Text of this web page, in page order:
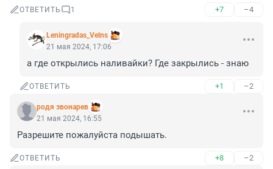
ОТВЕТИТЬ 1 +7 –4
Leningradas_Velns
21 мая 2024, 17:06
а где открылись наливайки? Где закрылись - знаю
ОТВЕТИТЬ +1 –2
родя звонарев
21 мая 2024, 16:55
Разрешите пожалуйста подышать.
ОТВЕТИТЬ +8 –2